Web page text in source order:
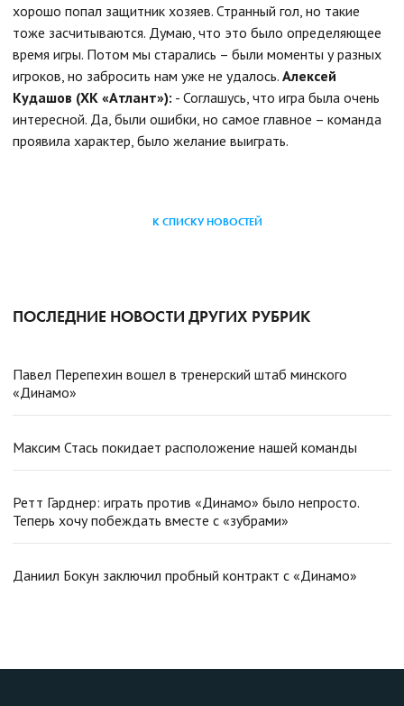
хорошо попал защитник хозяев. Странный гол, но такие
тоже засчитываются. Думаю, что это было определяющее
время игры. Потом мы старались – были моменты у разных
игроков, но забросить нам уже не удалось. Алексей
Кудашов (ХК «Атлант»): - Соглашусь, что игра была очень
интересной. Да, были ошибки, но самое главное – команда
проявила характер, было желание выиграть.
К СПИСКУ НОВОСТЕЙ
ПОСЛЕДНИЕ НОВОСТИ ДРУГИХ РУБРИК
Павел Перепехин вошел в тренерский штаб минского
«Динамо»
Максим Стась покидает расположение нашей команды
Ретт Гарднер: играть против «Динамо» было непросто.
Теперь хочу побеждать вместе с «зубрами»
Даниил Бокун заключил пробный контракт с «Динамо»